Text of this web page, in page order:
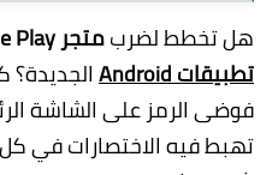
هل تخطط لضربمتجر Google Play
تطبيقات Android
فوضى الرمز على الشاشة
تهبط فيه الاختصارات في